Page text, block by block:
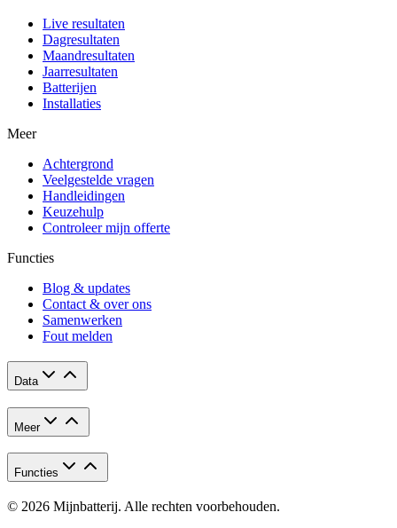
Live resultaten
Dagresultaten
Maandresultaten
Jaarresultaten
Batterijen
Installaties
Meer
Achtergrond
Veelgestelde vragen
Handleidingen
Keuzehulp
Controleer mijn offerte
Functies
Blog & updates
Contact & over ons
Samenwerken
Fout melden
Data
Meer
Functies
© 2026 Mijnbatterij. Alle rechten voorbehouden.